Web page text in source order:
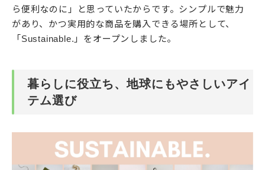
ら便利なのに」と思っていたからです。シンプルで魅力
があり、かつ実用的な商品を購入できる場所として、
「Sustainable.」をオープンしました。
暮らしに役立ち、地球にもやさしいアイ
テム選び